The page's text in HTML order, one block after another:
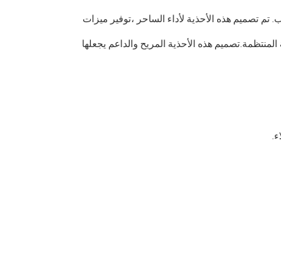
تصميم هذه الأحذية لأداء الساحر ،توفير ميزات
هذه الأحذية المريح والداعم يجعلها